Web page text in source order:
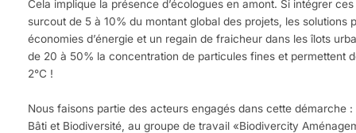
Cela implique la présence d’écologues en amont. Si intégrer
surcout de 5 à 10% du montant global des projets, les solutions
économies d’énergie et un regain de fraicheur dans les îlots
de 20 à 50% la concentration de particules fines et permettent
2°C !
Nous faisons partie des acteurs engagés dans cette démarche
Bâti et Biodiversité, au groupe de travail «Biodivercity